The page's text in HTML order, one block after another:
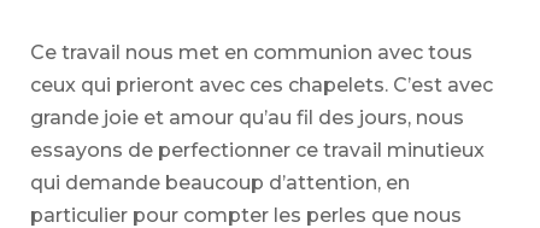
Ce travail nous met en communion avec tous
ceux qui prieront avec ces chapelets. C’est avec
grande joie et amour qu’au fil des jours, nous
essayons de perfectionner ce travail minutieux
qui demande beaucoup d’attention, en
particulier pour compter les perles que nous